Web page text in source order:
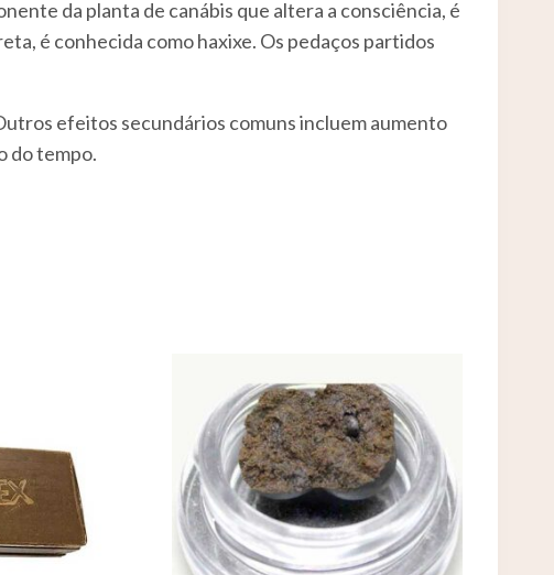
da planta de canábis que altera a consciência, é
é conhecida como haxixe. Os pedaços partidos
efeitos secundários comuns incluem aumento
do tempo.